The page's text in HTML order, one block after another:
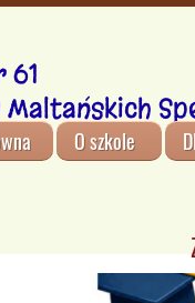
61
O szkole